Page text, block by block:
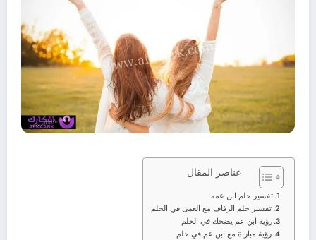
عناصر المقال
تفسير حلم ابن عمه
تفسير حلم الزفاف مع العمى في الحلم
رؤية ابن عم يضحك في الحلم
رؤية مباراة مع ابن عم في حلم